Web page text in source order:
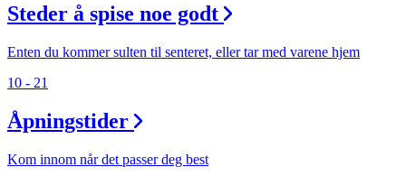
Steder å spise noe godt
Enten du kommer sulten til senteret, eller tar med varene hjem
10 - 21
Åpningstider
Kom innom når det passer deg best